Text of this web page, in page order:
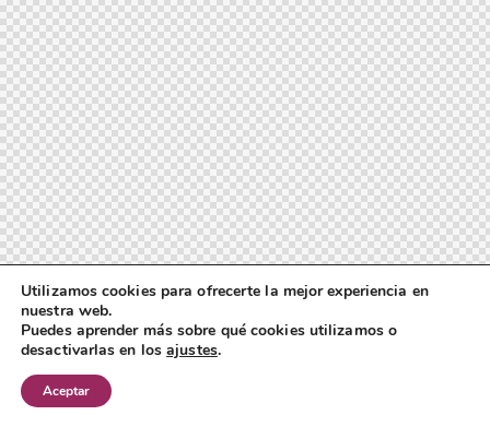
Utilizamos cookies para ofrecerte la mejor experiencia en
nuestra web.
Puedes aprender más sobre qué cookies utilizamos o
desactivarlas en losajustes.
Aceptar